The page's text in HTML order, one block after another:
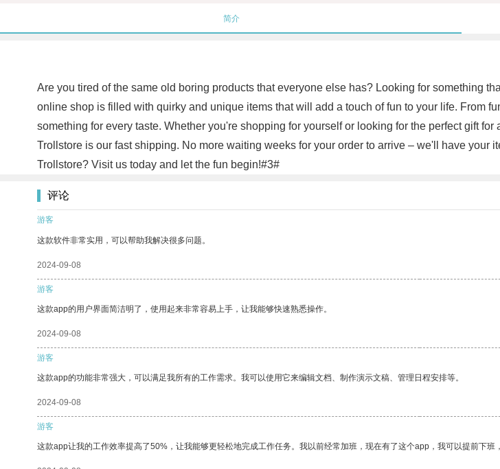
简介
Are you tired of the same old boring products that everyone else has? Looking for something
online shop is filled with quirky and unique items that will add a touch of fun to your life. From
something for every taste. Whether you're shopping for yourself or looking for the perfect gift
Trollstore is our fast shipping. No more waiting weeks for your order to arrive – we'll have
Trollstore? Visit us today and let the fun begin!#3#
评论
游客
这款软件非常实用，可以帮助我解决很多问题。
2024-09-08
游客
这款app的用户界面简洁明了，使用起来非常容易上手，让我能够快速熟悉操作。
2024-09-08
游客
这款app的功能非常强大，可以满足我所有的工作需求。我可以使用它来编辑文档、制作演示文稿、管理日程安排等。
2024-09-08
游客
这款app让我的工作效率提高了50%，让我能够更轻松地完成工作任务。我以前经常加班，现在有了这个app，我可以提前下班